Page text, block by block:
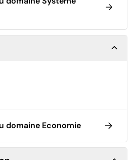
domaine Economie